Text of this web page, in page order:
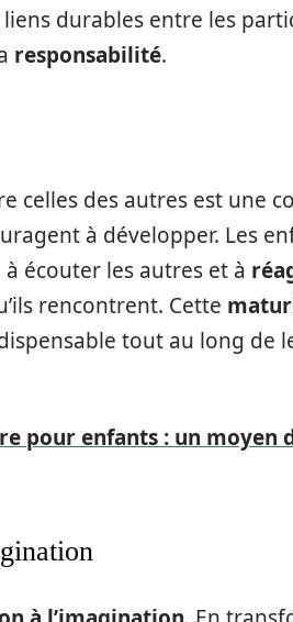
durables entre les
responsabilité.
celles des autres est une
à développer. Les
à écouter les autres et à
rencontrent. Cette
tout au long de
pour enfants : un moyen